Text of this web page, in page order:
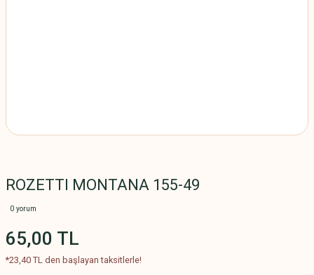
ROZETTI MONTANA 155-49
0 yorum
65,00 TL
*23,40 TL den başlayan taksitlerle!